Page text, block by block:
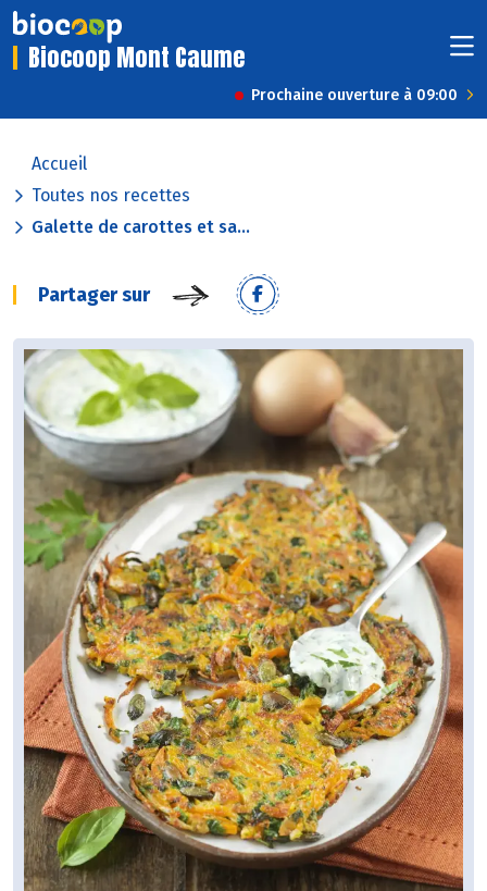
Biocoop Mont Caume
Prochaine ouverture à 09:00
Accueil
Toutes nos recettes
Galette de carottes et sa...
Partager sur